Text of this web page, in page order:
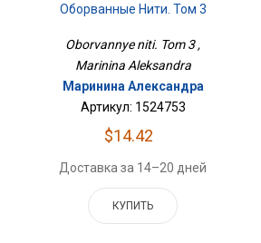
Оборванные Нити. Том 3
Oborvannye niti. Tom 3 ,
Marinina Aleksandra
Маринина Александра
Артикул: 1524753
$14.42
Доставка за 14–20 дней
КУПИТЬ